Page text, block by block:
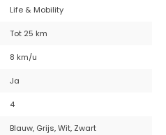
Life & Mobility
Tot 25 km
8 km/u
Ja
4
Blauw, Grijs, Wit, Zwart